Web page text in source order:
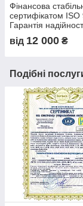
Фінансова
сертифікатом
Гарантія
прозорості
партнерів та
від 12 000 ₴
Подібні